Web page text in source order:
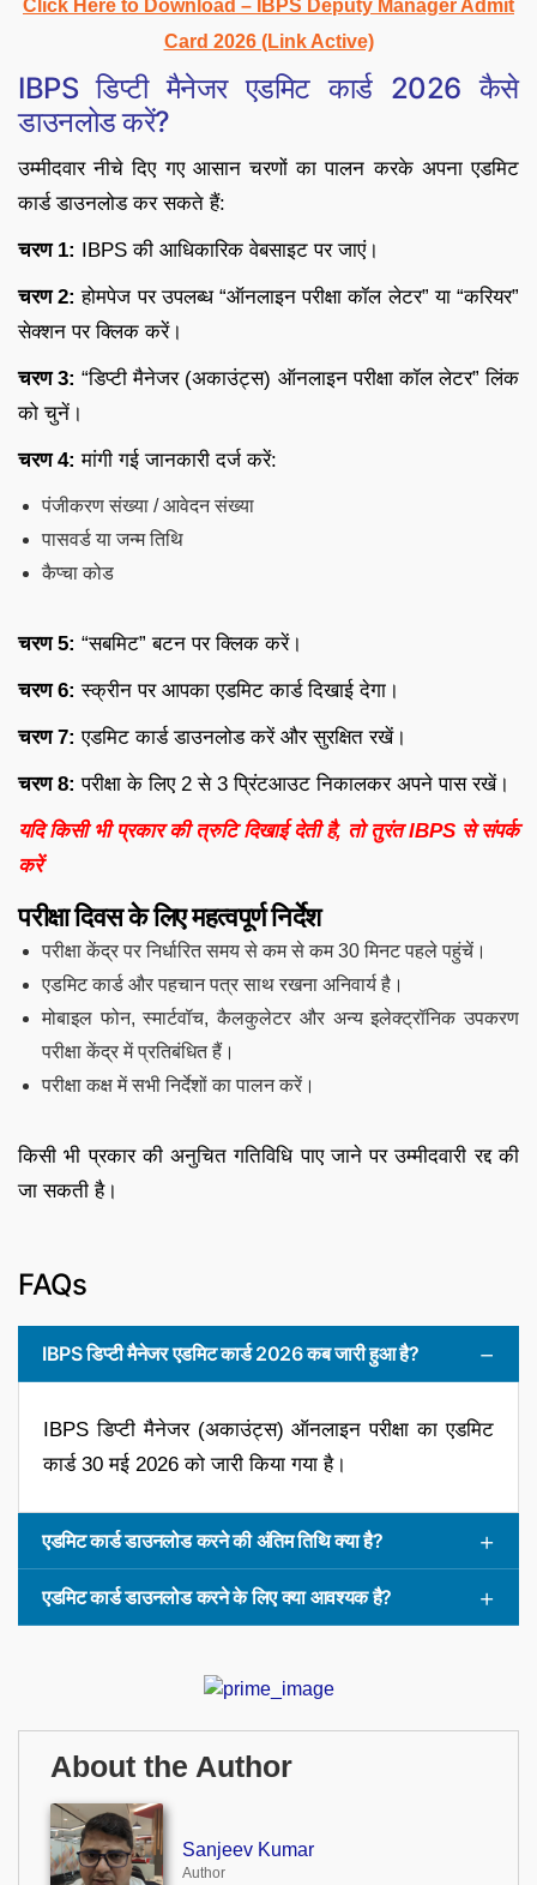
Click Here to Download – IBPS Deputy Manager Admit
Card 2026 (Link Active)
IBPS डिप्टी मैनेजर एडमिट कार्ड 2026 कैसे
डाउनलोड करें?
उम्मीदवार नीचे दिए गए आसान चरणों का पालन करके अपना एडमिट
कार्ड डाउनलोड कर सकते हैं:
चरण 1: IBPS की आधिकारिक वेबसाइट पर जाएं।
चरण 2: होमपेज पर उपलब्ध “ऑनलाइन परीक्षा कॉल लेटर” या “करियर”
सेक्शन पर क्लिक करें।
चरण 3: “डिप्टी मैनेजर (अकाउंट्स) ऑनलाइन परीक्षा कॉल लेटर” लिंक
को चुनें।
चरण 4: मांगी गई जानकारी दर्ज करें:
पंजीकरण संख्या / आवेदन संख्या
पासवर्ड या जन्म तिथि
कैप्चा कोड
चरण 5: “सबमिट” बटन पर क्लिक करें।
चरण 6: स्क्रीन पर आपका एडमिट कार्ड दिखाई देगा।
चरण 7: एडमिट कार्ड डाउनलोड करें और सुरक्षित रखें।
चरण 8: परीक्षा के लिए 2 से 3 प्रिंटआउट निकालकर अपने पास रखें।
यदि किसी भी प्रकार की त्रुटि दिखाई देती है, तो तुरंत IBPS से संपर्क
करें
परीक्षा दिवस के लिए महत्वपूर्ण निर्देश
परीक्षा केंद्र पर निर्धारित समय से कम से कम 30 मिनट पहले पहुंचें।
एडमिट कार्ड और पहचान पत्र साथ रखना अनिवार्य है।
मोबाइल फोन, स्मार्टवॉच, कैलकुलेटर और अन्य इलेक्ट्रॉनिक उपकरण
परीक्षा केंद्र में प्रतिबंधित हैं।
परीक्षा कक्ष में सभी निर्देशों का पालन करें।
किसी भी प्रकार की अनुचित गतिविधि पाए जाने पर उम्मीदवारी रद्द की
जा सकती है।
FAQs
IBPS डिप्टी मैनेजर एडमिट कार्ड 2026 कब जारी हुआ है?
IBPS डिप्टी मैनेजर (अकाउंट्स) ऑनलाइन परीक्षा का एडमिट
कार्ड 30 मई 2026 को जारी किया गया है।
एडमिट कार्ड डाउनलोड करने की अंतिम तिथि क्या है?
एडमिट कार्ड डाउनलोड करने के लिए क्या आवश्यक है?
About the Author
Sanjeev Kumar
Author